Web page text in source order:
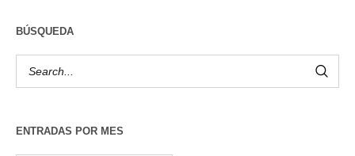
BÚSQUEDA
ENTRADAS POR MES